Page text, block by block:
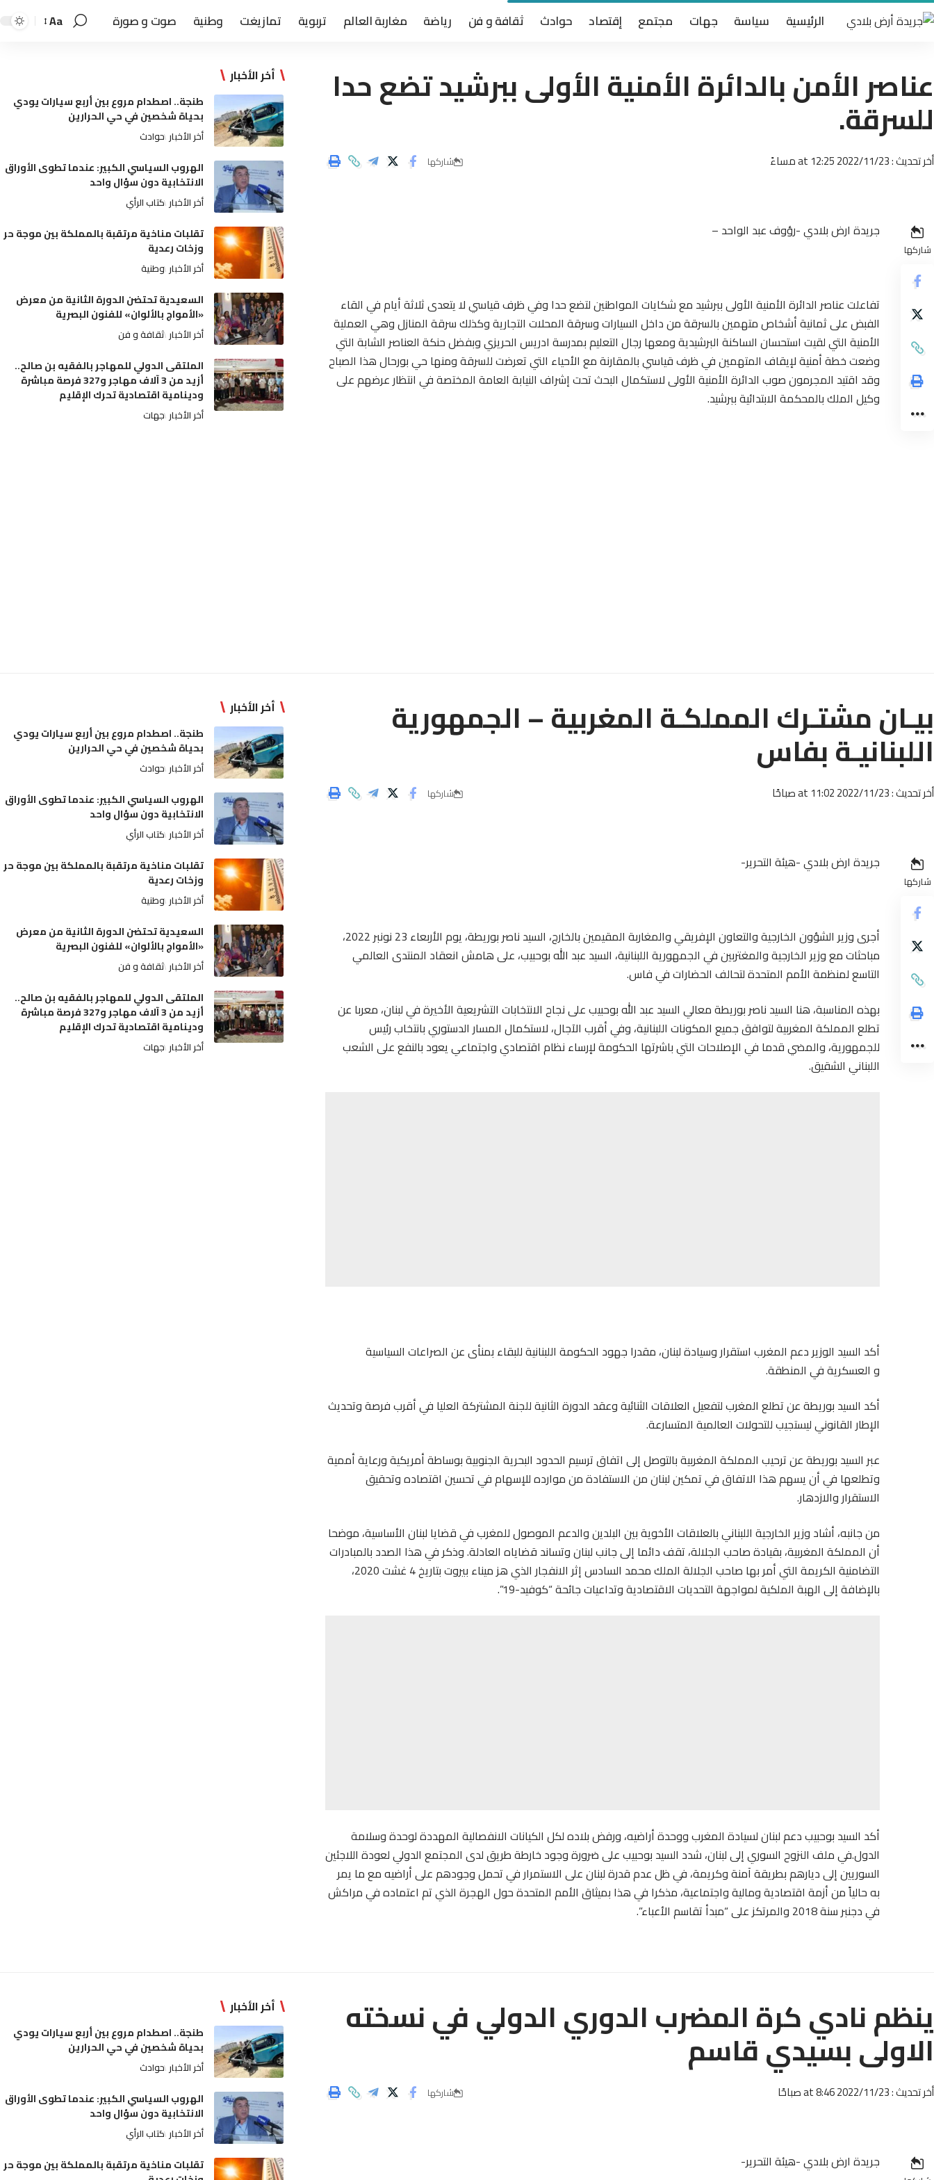
الرئيسية سياسة جهات مجتمع إقتصاد حوادث ثقافة و فن رياضة مغاربة العالم تربوية تمازيغت وطنية صوت و صورة Aa
عناصر الأمن بالدائرة الأمنية الأولى ببرشيد تضع حدا
للسرقة.
أخر تحديث : 2022/11/23 at 12:25 مساءً شاركها
شاركها
جريدة ارض بلادي -رؤوف عبد الواحد –
تفاعلت عناصر الدائرة الأمنية الأولى ببرشيد مع شكايات المواطنين لتضع حدا وفي ظرف قياسي لا يتعدى ثلاثة أيام في القاء
الفبض على ثمانية أشخاص متهمين بالسرقة من داخل السيارات وسرقة المحلات التجارية وكذلك سرقة المنازل وهي العملية
الأمنية التي لقيت استحسان الساكنة البرشيدية ومعها رجال التعليم بمدرسة ادريس الحريزي وبفضل حنكة العناصر الشابة التي
وضعت خطة أمنية لإيقاف المتهمين في ظرف قياسي بالمقارنة مع الأحياء التي تعرضت للسرقة ومنها حي بورحال هذا الصباح
وقد اقتيد المجرمون صوب الدائرة الأمنية الأولى لاستكمال البحث تحت إشراف النيابة العامة المختصة في انتظار عرضهم على
وكيل الملك بالمحكمة الابتدائية ببرشيد.
أخر الأخبار
طنجة.. اصطدام مروع بين أربع سيارات يودي
بحياة شخصين في حي الحرارين
أخر الأخبار حوادث
الهروب السياسي الكبير: عندما تطوى الأوراق
الانتخابية دون سؤال واحد
أخر الأخبار كتاب الرأي
تقلبات مناخية مرتقبة بالمملكة بين موجة حر
وزخات رعدية
أخر الأخبار وطنية
السعيدية تحتضن الدورة الثانية من معرض
«الأمواج بالألوان» للفنون البصرية
أخر الأخبار ثقافة و فن
الملتقى الدولي للمهاجر بالفقيه بن صالح..
أزيد من 3 آلاف مهاجر و327 فرصة مباشرة
ودينامية اقتصادية تحرك الإقليم
أخر الأخبار جهات
بيـان مشتـرك المملكـة المغربية – الجمهورية
اللبنانيـة بفاس
أخر تحديث : 2022/11/23 at 11:02 صباحًا شاركها
شاركها
جريدة ارض بلادي -هيئة التحرير-
أجرى وزير الشؤون الخارجية والتعاون الإفريقي والمغاربة المقيمين بالخارج، السيد ناصر بوريطة، يوم الأربعاء 23 نونبر 2022،
مباحثات مع وزير الخارجية والمغتربين في الجمهورية اللبنانية، السيد عبد الله بوحبيب، على هامش انعقاد المنتدى العالمي
التاسع لمنظمة الأمم المتحدة لتحالف الحضارات في فاس.
بهذه المناسبة، هنا السيد ناصر بوريطة معالي السيد عبد الله بوحبيب على نجاح الانتخابات التشريعية الأخيرة في لبنان، معربا عن
تطلع المملكة المغربية لتوافق جميع المكونات اللبنانية، وفي أقرب الآجال، لاستكمال المسار الدستوري بانتخاب رئيس
للجمهورية، والمضي قدما في الإصلاحات التي باشرتها الحكومة لإرساء نظام اقتصادي واجتماعي يعود بالنفع على الشعب
اللبناني الشقيق.
أكد السيد الوزير دعم المغرب استقرار وسيادة لبنان، مقدرا جهود الحكومة اللبنانية للبقاء بمنأى عن الصراعات السياسية
و العسكرية في المنطقة.
أكد السيد بوريطة عن تطلع المغرب لتفعيل العلاقات الثنائية وعقد الدورة الثانية للجنة المشتركة العليا في أقرب فرصةوتحديث
الإطار القانوني ليستجيب للتحولات العالمية المتسارعة.
عبر السيد بوريطة عن ترحيب المملكة المغربية بالتوصل إلى اتفاق ترسيم الحدود البحرية الجنوبية بوساطة أمريكية ورعاية أممية
وتطلعها في أن يسهم هذا الاتفاق في تمكين لبنان من الاستفادة من موارده للإسهام في تحسين اقتصاده وتحقيق
الاستقرار والازدهار.
من جانبه، أشاد وزير الخارجية اللبناني بالعلاقات الأخوية بين البلدين والدعم الموصول للمغرب في قضايا لبنان الأساسية، موضحا
أن المملكة المغربية، بقيادة صاحب الجلالة، تقف دائما إلى جانب لبنان وتساند قضاياه العادلة. وذكر في هذا الصدد بالمبادرات
التضامنية الكريمة التي أمر بها صاحب الجلالة الملك محمد السادس إثر الانفجار الذي هز ميناء بيروت بتاريخ 4 غشت 2020،
بالإضافة إلى الهبة الملكية لمواجهة التحديات الاقتصادية وتداعيات جائحة “كوفيد-19”.
أكد السيد بوحبيب دعم لبنان لسيادة المغرب ووحدة أراضيه، ورفض بلاده لكل الكيانات الانفصالية المهددة لوحدة وسلامة
الدول.في ملف النزوح السوري إلى لبنان، شدد السيد بوحبيب على ضرورة وجود خارطة طريق لدى المجتمع الدولي لعودة اللاجئين
السوريين إلى ديارهم بطريقة آمنة وكريمة، في ظل عدم قدرة لبنان على الاستمرار في تحمل وجودهم على أراضيه مع ما يمر
به حالياً من أزمة اقتصادية ومالية واجتماعية، مذكرا في هذا بميثاق الأمم المتحدة حول الهجرة الذي تم اعتماده في مراكش
في دجنبر سنة 2018 والمرتكز على “مبدأ تقاسم الأعباء”.
أخر الأخبار
طنجة.. اصطدام مروع بين أربع سيارات يودي
بحياة شخصين في حي الحرارين
أخر الأخبار حوادث
الهروب السياسي الكبير: عندما تطوى الأوراق
الانتخابية دون سؤال واحد
أخر الأخبار كتاب الرأي
تقلبات مناخية مرتقبة بالمملكة بين موجة حر
وزخات رعدية
أخر الأخبار وطنية
السعيدية تحتضن الدورة الثانية من معرض
«الأمواج بالألوان» للفنون البصرية
أخر الأخبار ثقافة و فن
الملتقى الدولي للمهاجر بالفقيه بن صالح..
أزيد من 3 آلاف مهاجر و327 فرصة مباشرة
ودينامية اقتصادية تحرك الإقليم
أخر الأخبار جهات
ينظم نادي كرة المضرب الدوري الدولي في نسخته
الاولى بسيدي قاسم
أخر تحديث : 2022/11/23 at 8:46 صباحًا شاركها
جريدة ارض بلادي -هيئة التحرير-
أخر الأخبار
طنجة.. اصطدام مروع بين أربع سيارات يودي
بحياة شخصين في حي الحرارين
أخر الأخبار حوادث
الهروب السياسي الكبير: عندما تطوى الأوراق
الانتخابية دون سؤال واحد
أخر الأخبار كتاب الرأي
تقلبات مناخية مرتقبة بالمملكة بين موجة حر